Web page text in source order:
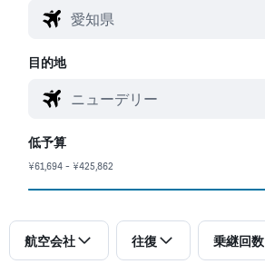
目的地
低予算
¥61,694 - ¥425,862
航空会社 往復 乗継回数